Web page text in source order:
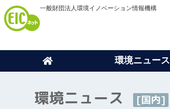
一般財団法人環境イノベーション情報機構
環境ニュース
環境ニュース [国内]